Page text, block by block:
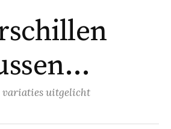
variaties uitgelicht